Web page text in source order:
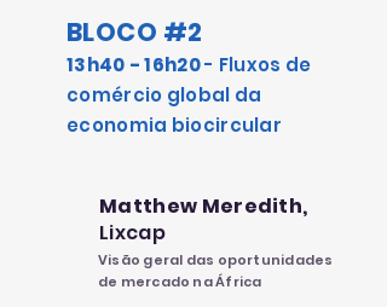
BLOCO #2
13h40 - 16h20- Fluxos de
comércio global da
economia biocircular
Matthew Meredith,
Lixcap
Visão geral das oportunidades
de mercado na África